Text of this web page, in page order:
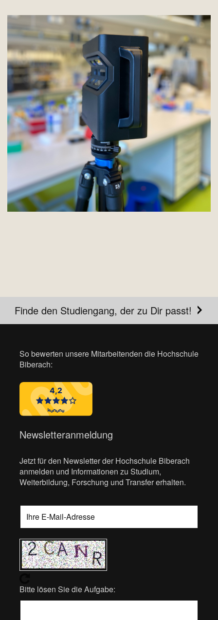
Finde den Studiengang, der zu Dir passt!
So bewerten unsere Mitarbeitenden die Hochschule
Biberach:
Newsletteranmeldung
Jetzt für den Newsletter der Hochschule Biberach
anmelden und Informationen zu Studium,
Weiterbildung, Forschung und Transfer erhalten.
Bitte lösen Sie die Aufgabe: